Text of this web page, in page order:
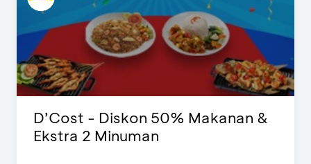
D’Cost - Diskon 50% Makanan &
Ekstra 2 Minuman